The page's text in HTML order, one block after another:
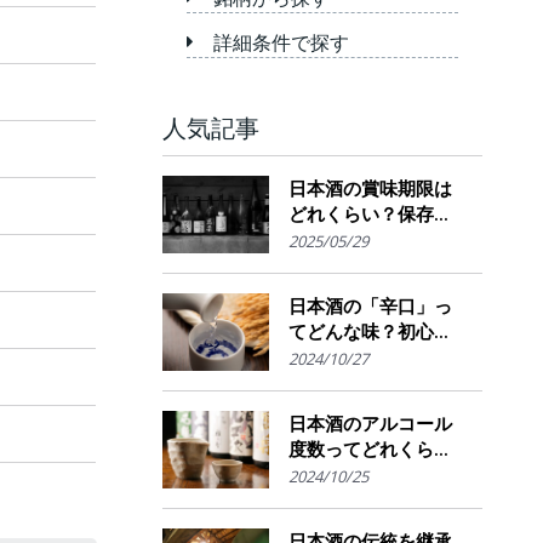
詳細条件で探す
人気記事
日本酒の賞味期限は
どれくらい？保存場
所のポイント
2025/05/29
日本酒の「辛口」っ
てどんな味？初心者
でも楽しめるその魅
2024/10/27
日本酒のアルコール
度数ってどれくら
い？特徴や度数の秘
2024/10/25